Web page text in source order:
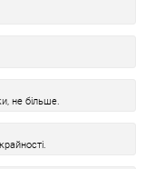
не більше.